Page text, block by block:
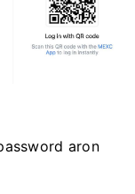
aron